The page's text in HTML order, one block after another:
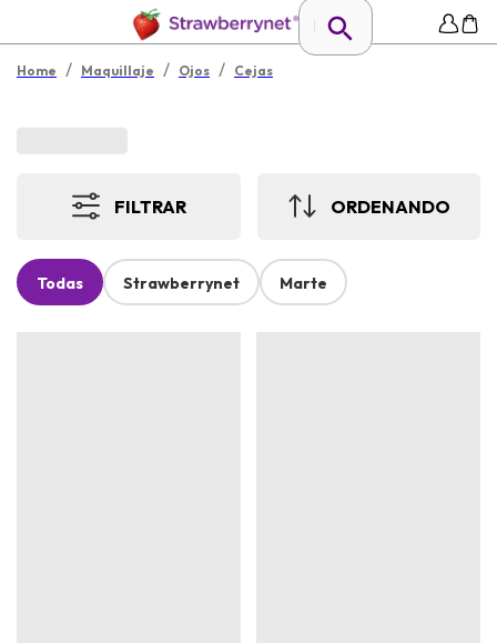
Home / Maquillaje / Ojos / Cejas
FILTRAR ORDENANDO
Todas Strawberrynet Marte